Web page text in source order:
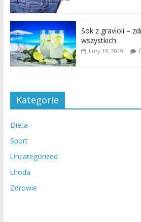
Sok z gravioli –
wszystkich
Luty 19, 2019
Kategorie
Dieta
Sport
Uncategorized
Uroda
Zdrowie